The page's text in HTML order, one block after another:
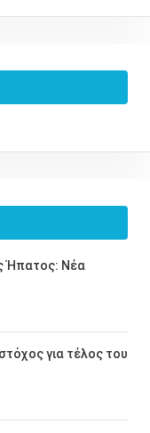
Ήπατος: Νέα
για τέλος του